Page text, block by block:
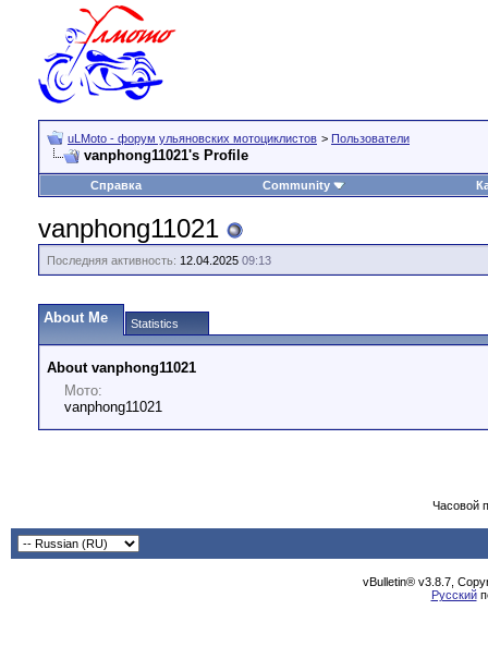
uLMoto - форум ульяновских мотоциклистов > Пользователи
vanphong11021's Profile
Справка Community
vanphong11021
Последняя активность: 12.04.2025 09:13
About Me Statistics
About vanphong11021
Мото:
vanphong11021
Часовой
vBulletin® v3.8.7,
Русский